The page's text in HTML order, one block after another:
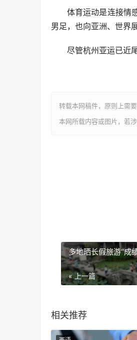
体育运动是连接情感
男足，也向亚洲、世界
尽管杭州亚运已近尾
转载本网稿件，原则上需
本网所载内容或图片，若
多地晒长假旅游“成
« 上一篇
相关推荐